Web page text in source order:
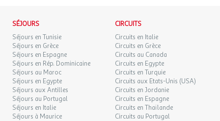
Lodge Comfort Animaux Admis 4 personnes
Animaux acceptés. Appartement de 24 m² avec véranda clôturée
et portail. Une chambre avec un lit double et une chambre avec
deux lits simples. Grand séjour avec table et chaises. Cuisine
entièrement équipée (vaisselle, réfrigérateur, plaques de cuisson,
TV LCD). Climatisation réversible illimitée. Salle de bain avec WC,
lavabo et douche. Véranda en bois clôturée avec portail. Table et
chaises de jardin pour se détendre sur la véranda.
l'agence et le voyagiste ne pourraient être considérés comme
responsables en cas de refus d'entrée sur le territoire par les
autorités locales. L'autorisation de sortie du territoire est
nécessaire pour tout mineur voyageant sans l'un de ses parents
titulaires de l'autorité parentale.
Exactitude des identités :
Les voyageurs doivent s'assurer de l'exactitude des identités
(noms de famille, nom de naissance, prénom, date de naissance,
etc.) de chaque participants au voyage.
SÉJOURS
Séjours en Tunisie
Séjours en Grèce
Séjours en Espagne
Séjours en Rép. Dominicaine
Séjours au Maroc
Séjours en Egypte
Séjours aux Antilles
Séjours au Portugal
Séjours en Italie
Séjours à Maurice
CIRCUITS
Circuits en Italie
Circuits en Grèce
Circuits au Canada
Circuits en Egypte
Circuits en Turquie
Circuits aux Etats-Unis (USA)
Circuits en Jordanie
Circuits en Espagne
Circuits en Thaïlande
Circuits au Portugal